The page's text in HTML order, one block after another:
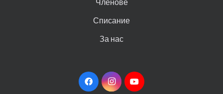
Списание
За нас